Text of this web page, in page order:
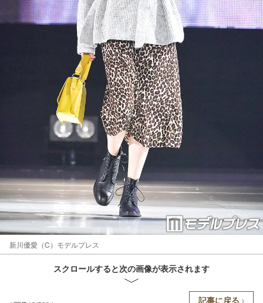
新川優愛（C）モデルプレス
スクロールすると次の画像が表示されます
記事に戻る